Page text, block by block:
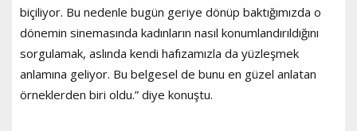
biçiliyor. Bu nedenle bugün geriye dönüp baktığımızda o
dönemin sinemasında kadınların nasıl konumlandırıldığını
sorgulamak, aslında kendi hafızamızla da yüzleşmek
anlamına geliyor. Bu belgesel de bunu en güzel anlatan
örneklerden biri oldu.” diye konuştu.